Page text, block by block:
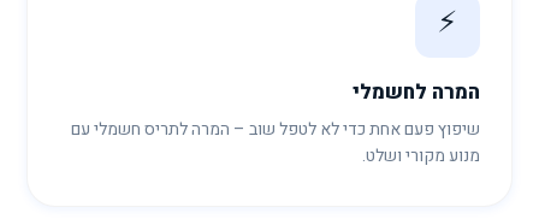
⚡
המרה לחשמלי
שיפוץ פעם אחת כדי לא לטפל שוב – המרה לתריס חשמלי עם
מנוע מקורי ושלט.